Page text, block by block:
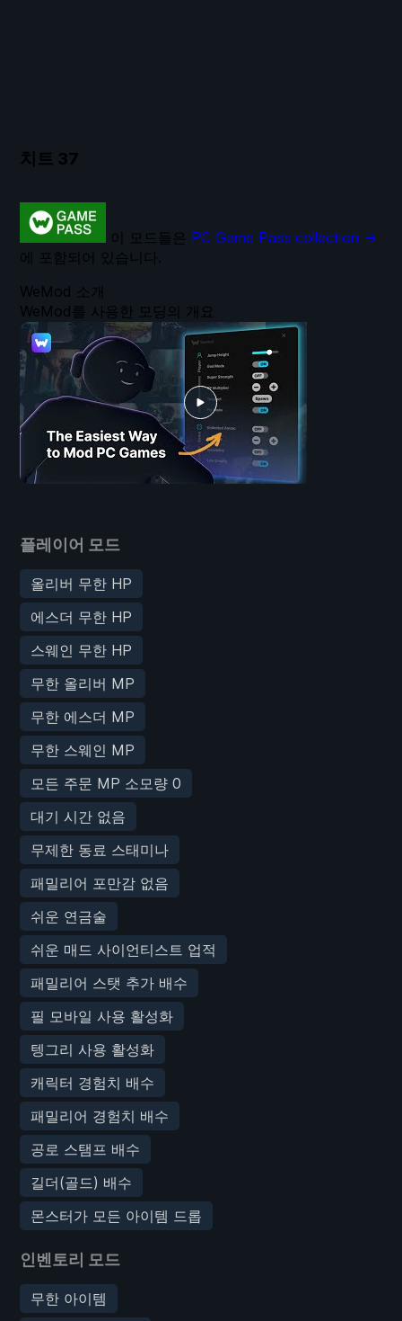
치트 37
플레이어 모드
올리버 무한 HP
에스더 무한 HP
스웨인 무한 HP
무한 올리버 MP
무한 에스더 MP
무한 스웨인 MP
모든 주문 MP 소모량 0
대기 시간 없음
무제한 동료 스태미나
패밀리어 포만감 없음
쉬운 연금술
쉬운 매드 사이언티스트 업적
패밀리어 스탯 추가 배수
필 모바일 사용 활성화
텡그리 사용 활성화
캐릭터 경험치 배수
패밀리어 경험치 배수
공로 스탬프 배수
길더(골드) 배수
몬스터가 모든 아이템 드롭
인벤토리 모드
무한 아이템
WeMod 소개
WeMod를 사용한 모딩의 개요
이 모드들은 PC Game Pass collection →
에 포함되어 있습니다.